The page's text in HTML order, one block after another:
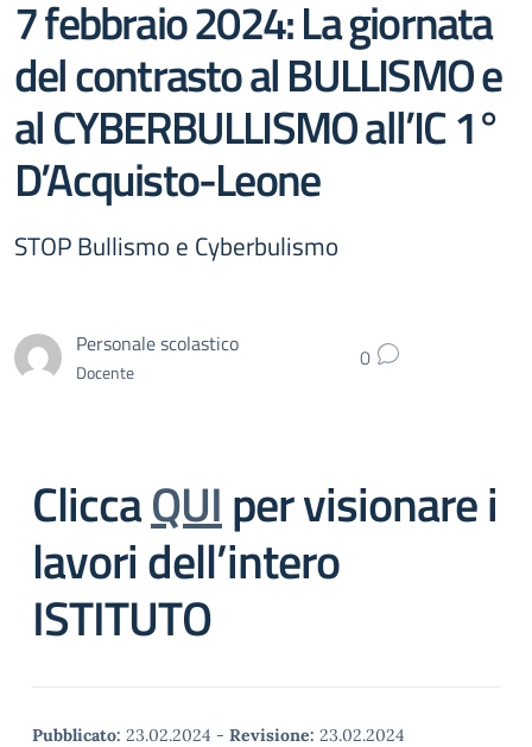
7 febbraio 2024: La giornata
del contrasto al BULLISMO e
al CYBERBULLISMO all’IC 1°
D’Acquisto-Leone
STOP Bullismo e Cyberbulismo
Personale scolastico
Docente 0
CliccaQUIper visionare i
lavori dell’intero
ISTITUTO
Pubblicato: 23.02.2024 - Revisione: 23.02.2024